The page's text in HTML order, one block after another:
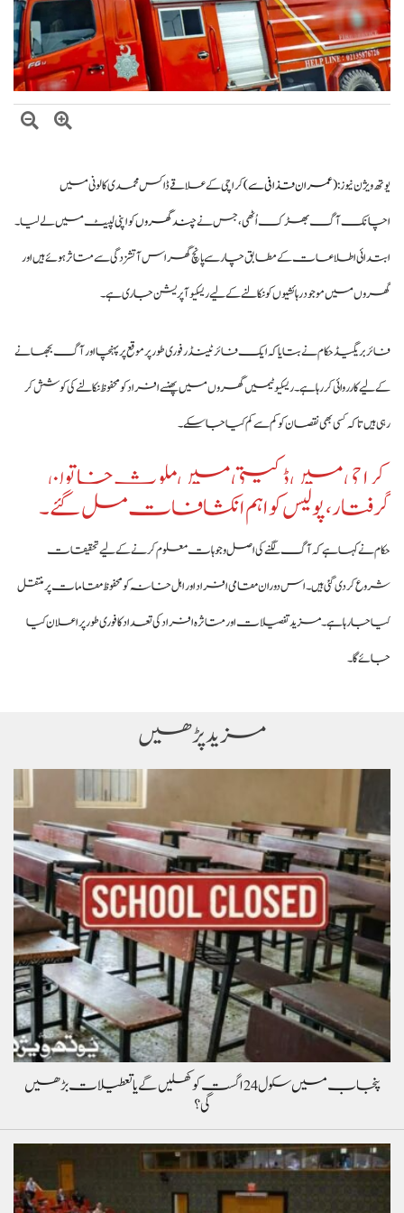
صومالی وزیر دفاع کا اعلیٰ عسکری قیادت سے ملاقات، دفاعی تعاون بڑھانے پر
اتفاق
یوتھ ویژن نیوز :(عمران قذافی سے)کراچی کے علاقے ڈاکس محمدی کالونی میں
اچانک آگ بھڑک اُٹھی، جس نے چند گھروںکو اپنی لپیٹ میں لے لیا۔
ابتدائی اطلاعات کے مطابق چار سے پانچ گھر اس آتشزدگی سے متاثر ہوئے ہیں اور
گھروں میں موجود رہائشیوں کو نکالنے کے لیے ریسکیو آپریشن جاری ہے۔
فائر بریگیڈ حکام نے بتایا کہ ایک فائر ٹینڈر فوری طور پر موقع پر پہنچا اور آگ بجھانے
کے لیے کارروائی کر رہا ہے۔ ریسکیو ٹیمیں گھروں میں پھنسے افراد کو محفوظ نکالنے کی کوشش کر
رہی ہیں تاکہ کسی بھی نقصان کو کم سے کم کیا جا سکے۔
کراچی میں ڈکیتی میں ملوث خاتون
گرفتار، پولیس کو اہم انکشافات مل گئے۔
حکام نے کہا ہے کہ آگ لگنے کی اصل وجوہات معلوم کرنے کے لیے تحقیقات
شروع کر دی گئی ہیں۔ اس دوران مقامی افراد اور اہل خانہ کو محفوظ مقامات پر منتقل
کیا جا رہا ہے۔ مزید تفصیلات اور متاثرہ افراد کی تعداد کا فوری طور پر اعلان کیا
جائے گا۔
مزید پڑھیں
پنجاب میں سکول 24 اگست کو کھلیں گے یا تعطیلات بڑھیں
گی؟